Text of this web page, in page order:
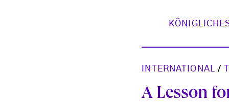
INTERNATIONAL /
A Lesson